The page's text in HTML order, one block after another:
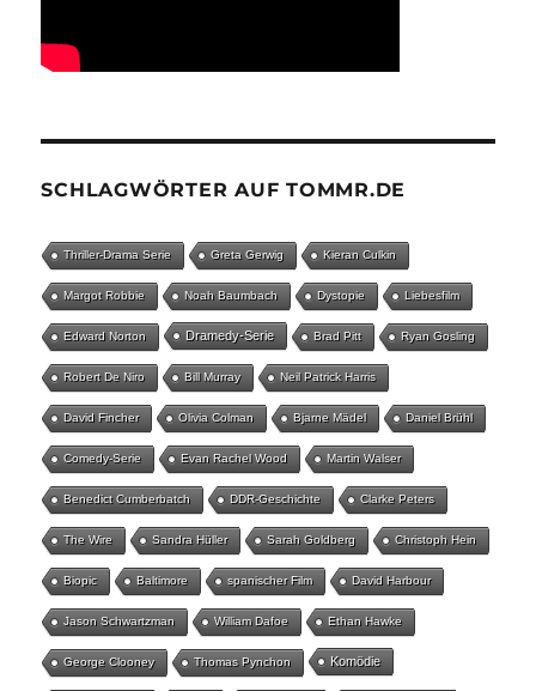
SCHLAGWÖRTER AUF TOMMR.DE
Thriller-Drama Serie Greta Gerwig Kieran Culkin
Margot Robbie Noah Baumbach Dystopie Liebesfilm
Edward Norton Dramedy-Serie Brad Pitt Ryan Gosling
Robert De Niro Bill Murray Neil Patrick Harris
David Fincher Olivia Colman Bjarne Mädel Daniel Brühl
Comedy-Serie Evan Rachel Wood Martin Walser
Benedict Cumberbatch DDR-Geschichte Clarke Peters
The Wire Sandra Hüller Sarah Goldberg Christoph Hein
Biopic Baltimore spanischer Film David Harbour
Jason Schwartzman William Dafoe Ethan Hawke
George Clooney Thomas Pynchon Komödie